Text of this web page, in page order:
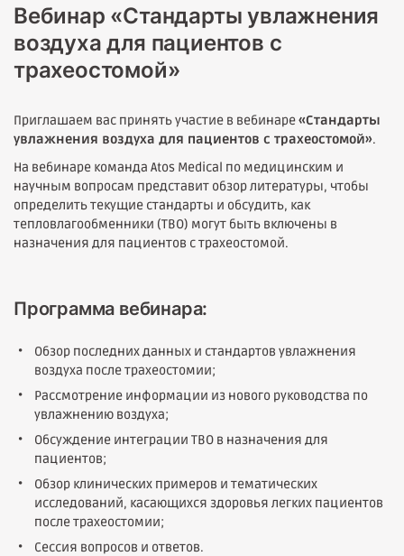
Вебинар «Стандарты увлажнения
воздуха для пациентов с
трахеостомой»
Приглашаем вас принять участие в вебинаре«Стандарты
увлажнения воздуха для пациентов с трахеостомой».
На вебинаре команда Atos Medical по медицинским и
научным вопросам представит обзор литературы, чтобы
определить текущие стандарты и обсудить, как
тепловлагообменники (ТВО) могут быть включены в
назначения для пациентов с трахеостомой.
Программа вебинара:
Обзор последних данных и стандартов увлажнения
воздуха после трахеостомии;
Рассмотрение информации из нового руководства по
увлажнению воздуха;
Обсуждение интеграции ТВО в назначения для
пациентов;
Обзор клинических примеров и тематических
исследований, касающихся здоровья легких пациентов
после трахеостомии;
Сессия вопросов и ответов.